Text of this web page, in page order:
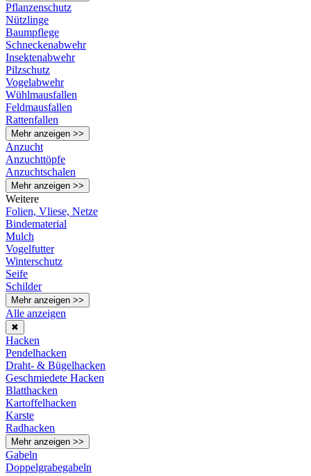
Pflanzenschutz
Nützlinge
Baumpflege
Schneckenabwehr
Insektenabwehr
Pilzschutz
Vogelabwehr
Wühlmausfallen
Feldmausfallen
Rattenfallen
Mehr anzeigen >>
Anzucht
Anzuchttöpfe
Anzuchtschalen
Mehr anzeigen >>
Weitere
Folien, Vliese, Netze
Bindematerial
Mulch
Vogelfutter
Winterschutz
Seife
Schilder
Mehr anzeigen >>
Alle anzeigen
✖
Hacken
Pendelhacken
Draht- & Bügelhacken
Geschmiedete Hacken
Blatthacken
Kartoffelhacken
Karste
Radhacken
Mehr anzeigen >>
Gabeln
Doppelgrabegabeln